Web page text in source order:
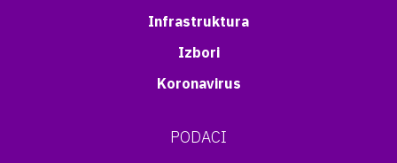
Infrastruktura
Izbori
Koronavirus
PODACI